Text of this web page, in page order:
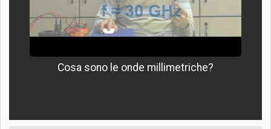
Cosa sono le onde millimetriche?